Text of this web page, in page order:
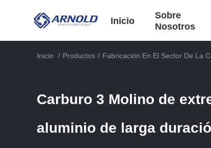
Inicio
Sobre
Nosotros
Inicio / Productos / Fabricación En El Sector De La
Carburo 3 Molino de
aluminio de larga